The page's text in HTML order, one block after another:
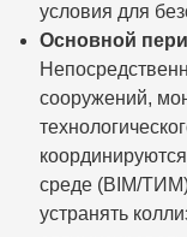
условия для
Основной
сооружений,
среде (BIM/
устранять